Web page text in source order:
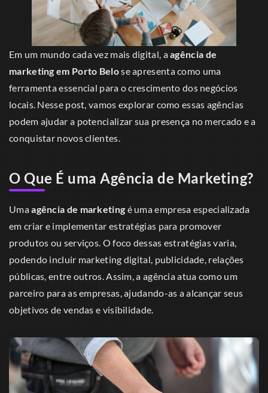
Em um mundo cada vez mais digital, aagência de
marketing em Porto Belose apresenta como uma
ferramenta essencial para o crescimento dos negócios
locais. Nesse post, vamos explorar como essas agências
podem ajudar a potencializar sua presença no mercado e a
conquistar novos clientes.
O Que É uma Agência de Marketing?
Umaagência de marketing é uma empresa especializada
em criar e implementar estratégias para promover
produtos ou serviços. O foco dessas estratégias varia,
podendo incluir marketing digital, publicidade, relações
públicas, entre outros. Assim, a agência atua como um
parceiro para as empresas, ajudando-as a alcançar seus
objetivos de vendas e visibilidade.